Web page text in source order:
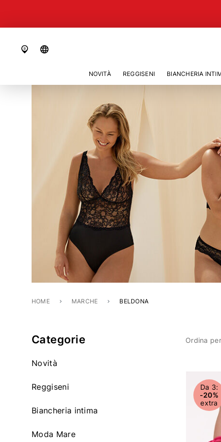
language
NOVITÀ REGGISENI BIANCHERIA
HOME MARCHE BELDONA
Categorie
Novità
Reggiseni
Biancheria intima
Moda MareAffinare con Categoria: Moda Mare
Ordina
Articoli
Da 3:
-20%
extra